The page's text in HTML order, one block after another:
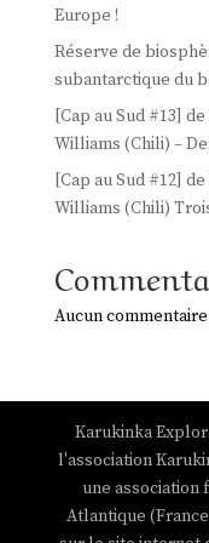
Europe !
Réserve de
subantarctique du
[Cap au Sud #13]
Williams (Chili) –
[Cap au Sud #12]
Williams (Chili)
Aucun
Karukinka
l'association
une association
Atlantique